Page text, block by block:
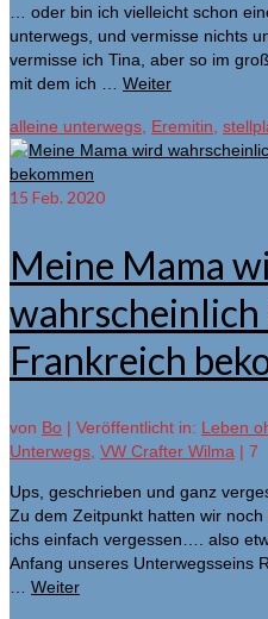
… oder bin ich vielleicht schon
unterwegs, und vermisse nichts
vermisse ich Tina, aber so im
mit dem ich … Weiter
alleine unterwegs Eremitin
15 Feb. 2020
Meine Mama
wahrscheinlich
Frankreich
von Bo | Veröffentlicht in: Leben
Unterwegs VW Crafter Wilma | 7
Ups, geschrieben und ganz
Zu dem Zeitpunkt hatten wir
ichs einfach vergessen…. also
Anfang unseres Unterwegsseins
Weiter